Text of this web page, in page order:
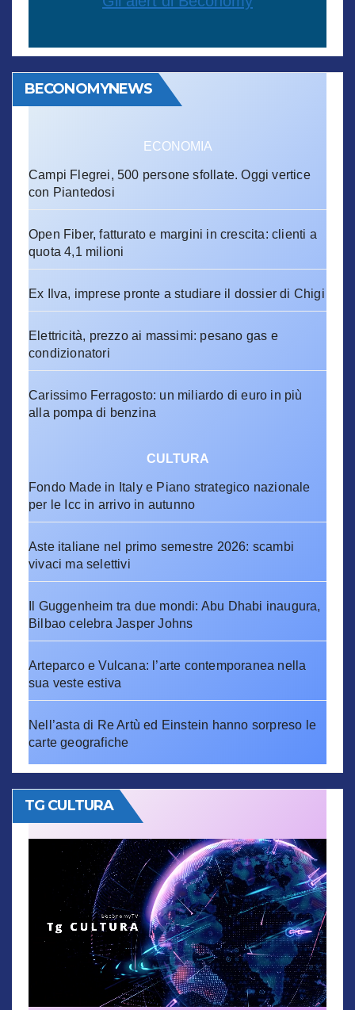
BECONOMYNEWS
ECONOMIA
Campi Flegrei, 500 persone sfollate. Oggi vertice
con Piantedosi
Open Fiber, fatturato e margini in crescita: clienti a
quota 4,1 milioni
Ex Ilva, imprese pronte a studiare il dossier di Chigi
Elettricità, prezzo ai massimi: pesano gas e
condizionatori
Carissimo Ferragosto: un miliardo di euro in più
alla pompa di benzina
CULTURA
Fondo Made in Italy e Piano strategico nazionale
per le Icc in arrivo in autunno
Aste italiane nel primo semestre 2026: scambi
vivaci ma selettivi
Il Guggenheim tra due mondi: Abu Dhabi inaugura,
Bilbao celebra Jasper Johns
Arteparco e Vulcana: l’arte contemporanea nella
sua veste estiva
Nell’asta di Re Artù ed Einstein hanno sorpreso le
carte geografiche
TG CULTURA